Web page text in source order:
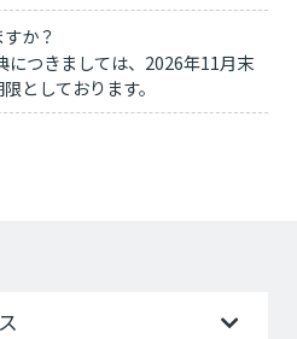
か？
につきましては、2026年11月末
としております。